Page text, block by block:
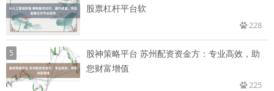
股票杠杆平台软
228
5
股神策略平台 苏州配资资金方：专业高效，助
您财富增值
225